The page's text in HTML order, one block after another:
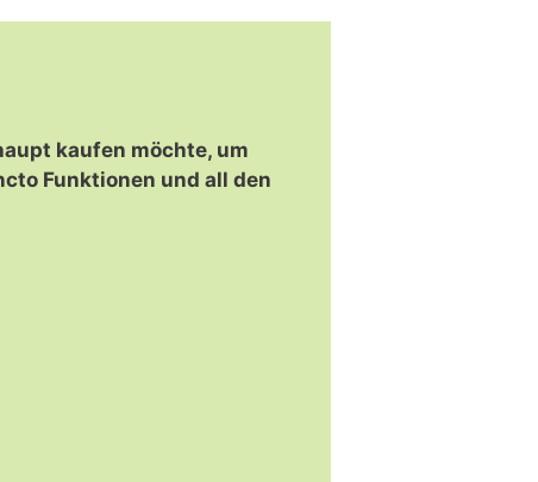
kaufen möchte, um
Funktionen und all den